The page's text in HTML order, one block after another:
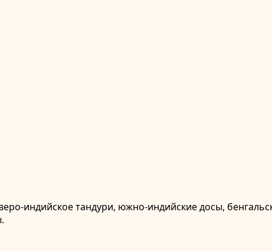
индийское тандури, южно-индийские досы,